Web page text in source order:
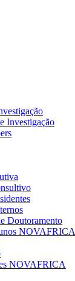
Investigação
Doutoramento
NOVAFRICA
NOVAFRICA